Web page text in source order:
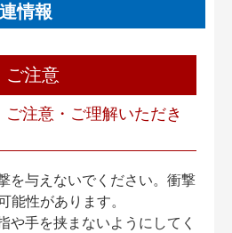
情報
ご注意
注意・ご理解いただき
を与えないでください。衝撃
能性があります。
手を挟まないようにしてく